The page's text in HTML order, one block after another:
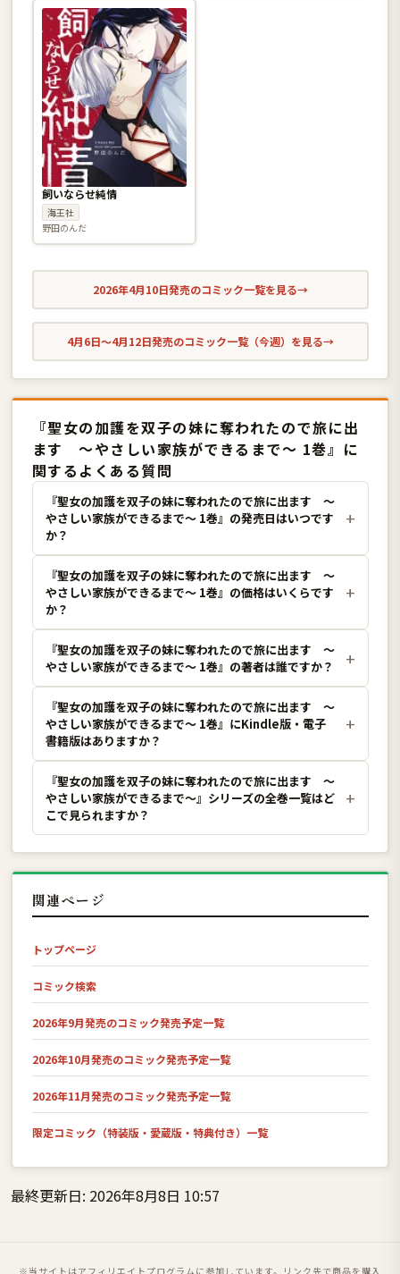
飼いならせ純情
海王社
野田のんだ
2026年4月10日発売のコミック一覧を見る→
4月6日〜4月12日発売のコミック一覧（今週）を見る→
『聖女の加護を双子の妹に奪われたので旅に出
ます 〜やさしい家族ができるまで〜 1巻』に
関するよくある質問
『聖女の加護を双子の妹に奪われたので旅に出ます 〜
やさしい家族ができるまで〜 1巻』の発売日はいつです
か？
『聖女の加護を双子の妹に奪われたので旅に出ます 〜
やさしい家族ができるまで〜 1巻』の価格はいくらです
か？
『聖女の加護を双子の妹に奪われたので旅に出ます 〜
やさしい家族ができるまで〜 1巻』の著者は誰ですか？
『聖女の加護を双子の妹に奪われたので旅に出ます 〜
やさしい家族ができるまで〜 1巻』にKindle版・電子
書籍版はありますか？
『聖女の加護を双子の妹に奪われたので旅に出ます 〜
やさしい家族ができるまで〜』シリーズの全巻一覧はど
こで見られますか？
関連ページ
トップページ
コミック検索
2026年9月発売のコミック発売予定一覧
2026年10月発売のコミック発売予定一覧
2026年11月発売のコミック発売予定一覧
限定コミック（特装版・愛蔵版・特典付き）一覧
最終更新日: 2026年8月8日 10:57
※当サイトはアフィリエイトプログラムに参加しています。リンク先で商品を購入